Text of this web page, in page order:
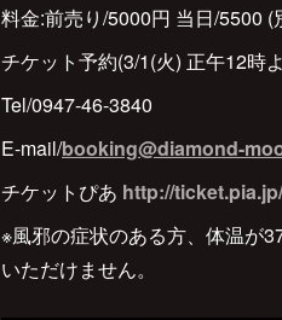
料金:前売り/5000円 当日/5500 (
チケット予約(3/1(火) 正午12時
Tel/0947-46-3840
E-mail/booking@diamond-
チケットぴあ http://
※風邪の症状のある方、体温が
いただけません。